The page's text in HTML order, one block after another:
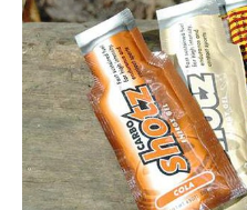
Technologies
Tests de produits
Conseils
Tendances
Tous nos articles